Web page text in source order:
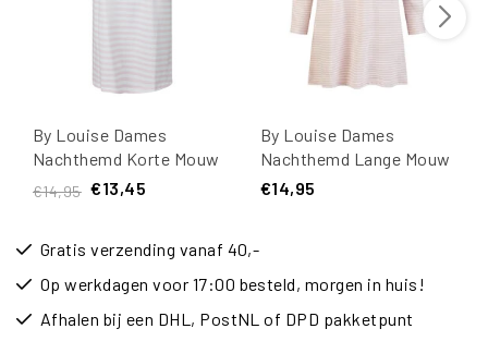
By Louise Dames
Nachthemd Korte Mouw
Roze Gestreept
€14,95 €13,45
By Louise Dames
Nachthemd Lange Mouw
Katoen Roze/Wit
€14,95
Gratis verzending vanaf 40,-
Op werkdagen voor 17:00 besteld, morgen in huis!
Afhalen bij een DHL, PostNL of DPD pakketpunt